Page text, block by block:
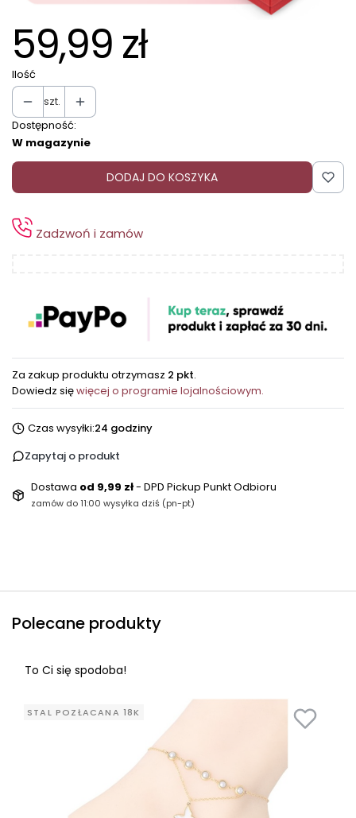
59,99 zł
Ilość
szt.
Dostępność:
W magazynie
DODAJ DO KOSZYKA
Zadzwoń i zamów
Za zakup produktu otrzymasz 2 pkt.
Dowiedz sięwięcej o programie lojalnościowym.
Czas wysyłki:24 godziny
Zapytaj o produkt
Dostawa od 9,99 zł- DPD Pickup Punkt Odbioru
zamów do 11:00 wysyłka dziś (pn-pt)
Polecane produkty
To Ci się spodoba!
STAL POZŁACANA 18K